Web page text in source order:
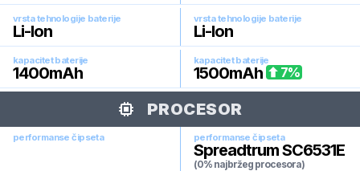
vrsta tehnologije baterije
Li-Ion
vrsta tehnologije baterije
Li-Ion
kapacitet baterije
1400mAh
kapacitet baterije
1500mAh 7%
PROCESOR
performanse čipseta performanse čipseta
Spreadtrum SC6531E
(0% najbržeg procesora)